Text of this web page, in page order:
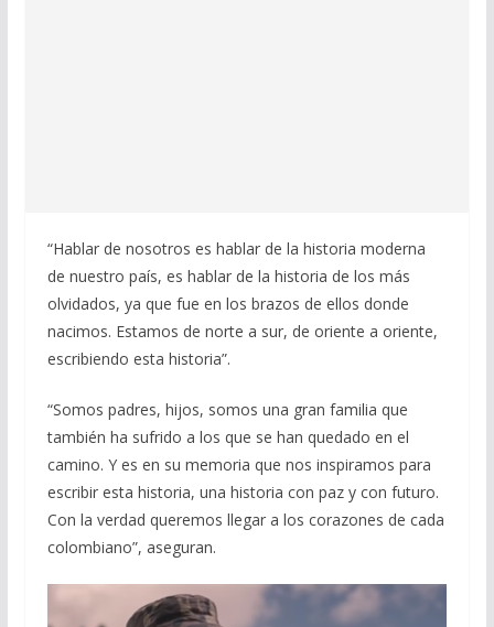
“Hablar de nosotros es hablar de la historia moderna
de nuestro país, es hablar de la historia de los más
olvidados, ya que fue en los brazos de ellos donde
nacimos. Estamos de norte a sur, de oriente a oriente,
escribiendo esta historia”.
“Somos padres, hijos, somos una gran familia que
también ha sufrido a los que se han quedado en el
camino. Y es en su memoria que nos inspiramos para
escribir esta historia, una historia con paz y con futuro.
Con la verdad queremos llegar a los corazones de cada
colombiano”, aseguran.